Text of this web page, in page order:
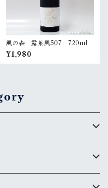
風の森 露葉風507 720ml
¥1,980